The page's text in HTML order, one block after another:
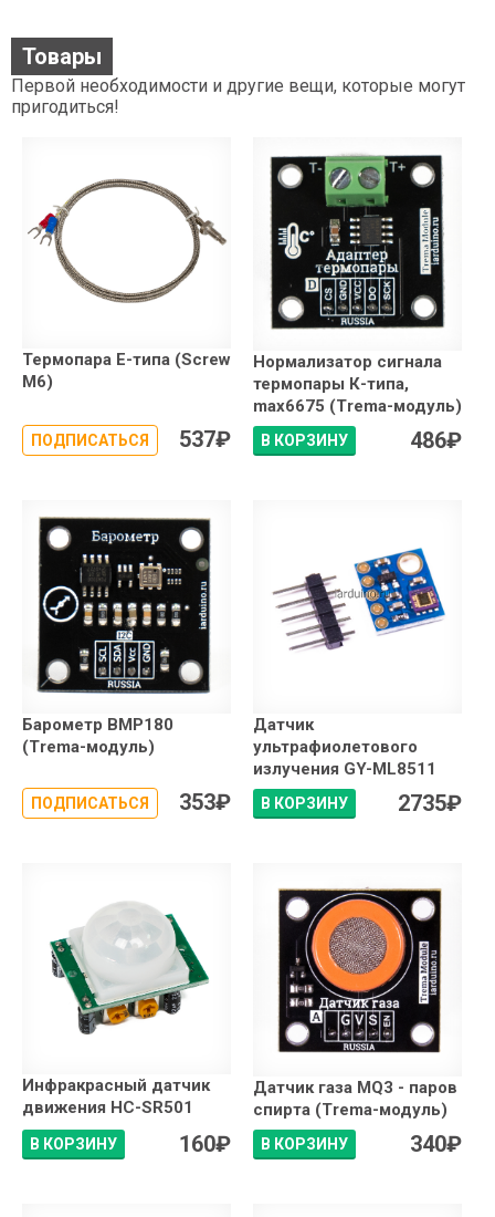
Товары
Первой необходимости и другие вещи, которые могут
пригодиться!
Термопара E-типа (Screw
М6)
ПОДПИСАТЬСЯ 537₽
Нормализатор сигнала
термопары К-типа,
max6675 (Trema-модуль)
В КОРЗИНУ 486₽
Барометр BMP180
(Trema-модуль)
ПОДПИСАТЬСЯ 353₽
Датчик
ультрафиолетового
излучения GY-ML8511
В КОРЗИНУ 2735₽
Инфракрасный датчик
движения HC-SR501
В КОРЗИНУ 160₽
Датчик газа MQ3 - паров
спирта (Trema-модуль)
В КОРЗИНУ 340₽